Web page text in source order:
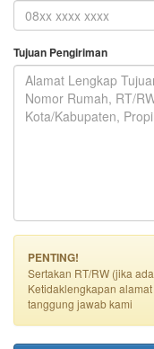
Tujuan Pengiriman
PENTING!
Sertakan RT/RW (jika
Ketidaklengkapan
tanggung jawab kami